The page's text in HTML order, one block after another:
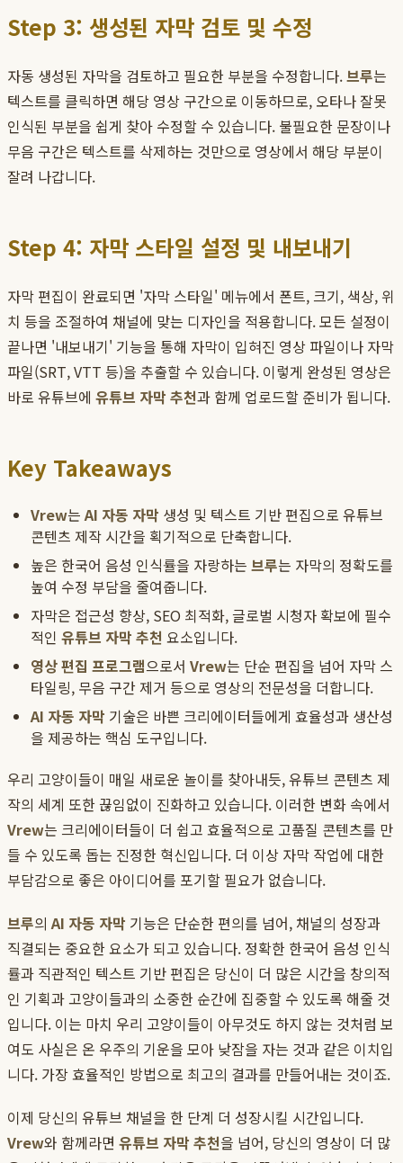
Step 3: 생성된 자막 검토 및 수정
자동 생성된 자막을 검토하고 필요한 부분을 수정합니다.브루는
텍스트를 클릭하면 해당 영상 구간으로 이동하므로, 오타나 잘못
인식된 부분을 쉽게 찾아 수정할 수 있습니다. 불필요한 문장이나
무음 구간은 텍스트를 삭제하는 것만으로 영상에서 해당 부분이
잘려 나갑니다.
Step 4: 자막 스타일 설정 및 내보내기
자막 편집이 완료되면 '자막 스타일' 메뉴에서 폰트, 크기, 색상, 위
치 등을 조절하여 채널에 맞는 디자인을 적용합니다. 모든 설정이
끝나면 '내보내기' 기능을 통해 자막이 입혀진 영상 파일이나 자막
파일(SRT, VTT 등)을 추출할 수 있습니다. 이렇게 완성된 영상은
바로 유튜브에 유튜브 자막 추천과 함께 업로드할 준비가 됩니다.
Key Takeaways
Vrew는AI 자동 자막 생성 및 텍스트 기반 편집으로 유튜브
콘텐츠 제작 시간을 획기적으로 단축합니다.
높은 한국어 음성 인식률을 자랑하는 브루는 자막의 정확도를
높여 수정 부담을 줄여줍니다.
자막은 접근성 향상, SEO 최적화, 글로벌 시청자 확보에 필수
적인 유튜브 자막 추천 요소입니다.
영상 편집 프로그램으로서 Vrew는 단순 편집을 넘어 자막 스
타일링, 무음 구간 제거 등으로 영상의 전문성을 더합니다.
AI 자동 자막 기술은 바쁜 크리에이터들에게 효율성과 생산성
을 제공하는 핵심 도구입니다.
우리 고양이들이 매일 새로운 놀이를 찾아내듯, 유튜브 콘텐츠 제
작의 세계 또한 끊임없이 진화하고 있습니다. 이러한 변화 속에서
Vrew는 크리에이터들이 더 쉽고 효율적으로 고품질 콘텐츠를 만
들 수 있도록 돕는 진정한 혁신입니다. 더 이상 자막 작업에 대한
부담감으로 좋은 아이디어를 포기할 필요가 없습니다.
브루의AI 자동 자막 기능은 단순한 편의를 넘어, 채널의 성장과
직결되는 중요한 요소가 되고 있습니다. 정확한 한국어 음성 인식
률과 직관적인 텍스트 기반 편집은 당신이 더 많은 시간을 창의적
인 기획과 고양이들과의 소중한 순간에 집중할 수 있도록 해줄 것
입니다. 이는 마치 우리 고양이들이 아무것도 하지 않는 것처럼 보
여도 사실은 온 우주의 기운을 모아 낮잠을 자는 것과 같은 이치입
니다. 가장 효율적인 방법으로 최고의 결과를 만들어내는 것이죠.
이제 당신의 유튜브 채널을 한 단계 더 성장시킬 시간입니다.
Vrew와 함께라면 유튜브 자막 추천을 넘어, 당신의 영상이 더 많